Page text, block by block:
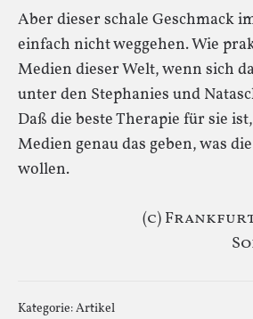
Aber dieser schale Geschmack
einfach nicht weggehen. Wie
Medien dieser Welt, wenn sich
unter den Stephanies und
Daß die beste Therapie für sie
Medien genau das geben, was
wollen.
(c)
Kategorie:Artikel